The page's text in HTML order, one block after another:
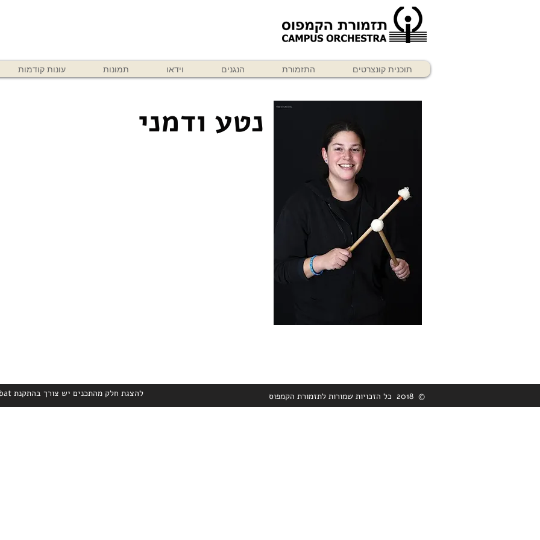
תוכנית קונצרטים התזמורת הנגנים וידאו תמונות עונות קודמות
נטע ודמני
להצגת חלק מהתכנים יש צורך בהתקנת Adobe Acrobat הניתן להורדה בחינם © 2018 כל הזכויות שמורות לתזמורת הקמפוס